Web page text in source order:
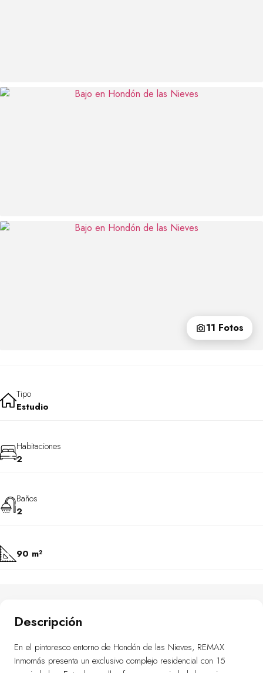
11 Fotos
Tipo
Estudio
Habitaciones
2
Baños
2
90 m²
Descripción
En el pintoresco entorno de Hondón de las Nieves, REMAX
Inmomás presenta un exclusivo complejo residencial con 15